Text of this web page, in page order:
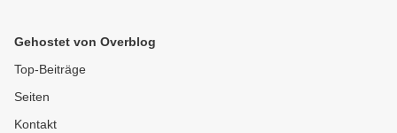
Gehostet von Overblog
Top-Beiträge
Seiten
Kontakt